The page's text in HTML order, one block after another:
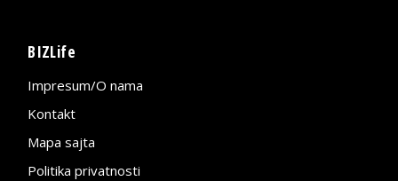
BIZLife
Impresum/O nama
Kontakt
Mapa sajta
Politika privatnosti